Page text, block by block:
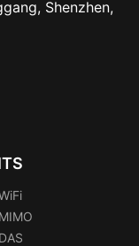
Shenzhen,